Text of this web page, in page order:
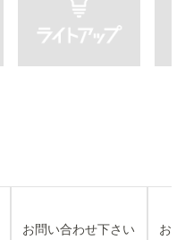
お問い合わせ下さい お